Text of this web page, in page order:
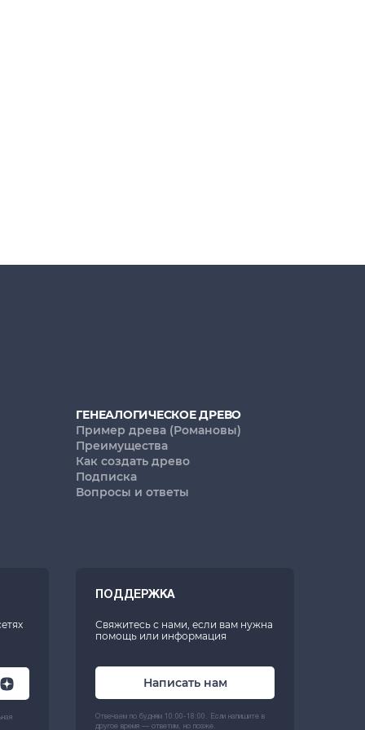
ГЕНЕАЛОГИЧЕСКОЕ ДРЕВО
Пример древа (Романовы)
Преимущества
Как создать древо
Подписка
Вопросы и ответы
ПОДДЕРЖКА
Свяжитесь с нами, если вам нужна
помощь или информация
Написать нам
Отвечаем по будням 10:00-18:00. Если напишите в
другое время — ответим, но позже.